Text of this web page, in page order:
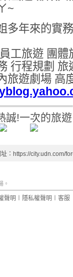
~
多年來的實
工旅遊 團體
行程規劃 旅
旅遊劇場 高
誠!一次的旅
址：https://city.udn.com/
。
聲明 隱私權聲明 客服